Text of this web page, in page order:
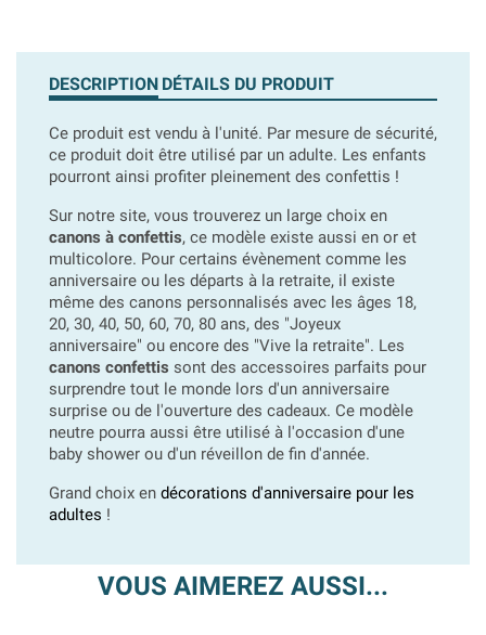
DESCRIPTION DÉTAILS DU PRODUIT
Ce produit est vendu à l'unité. Par mesure de sécurité,
ce produit doit être utilisé par un adulte. Les enfants
pourront ainsi profiter pleinement des confettis !
Sur notre site, vous trouverez un large choix en
canons à confettis, ce modèle existe aussi en or et
multicolore. Pour certains évènement comme les
anniversaire ou les départs à la retraite, il existe
même des canons personnalisés avec les âges 18,
20, 30, 40, 50, 60, 70, 80 ans, des "Joyeux
anniversaire" ou encore des "Vive la retraite". Les
canons confettis sont des accessoires parfaits pour
surprendre tout le monde lors d'un anniversaire
surprise ou de l'ouverture des cadeaux. Ce modèle
neutre pourra aussi être utilisé à l'occasion d'une
baby shower ou d'un réveillon de fin d'année.
Grand choix en décorations d'anniversaire pour les
adultes !
VOUS AIMEREZ AUSSI...